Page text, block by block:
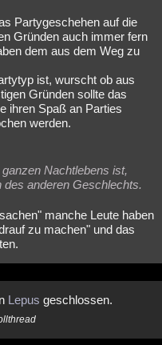
Partygeschehen auf die
Gründen auch immer fern
dem aus dem Weg zu
ist, wurscht ob aus
Gründen sollte das
ihren Spaß an Parties
werden.
Nachtlebens ist,
des anderen Geschlechts.
manche Leute haben
zu machen" und das
Lepus geschlossen.